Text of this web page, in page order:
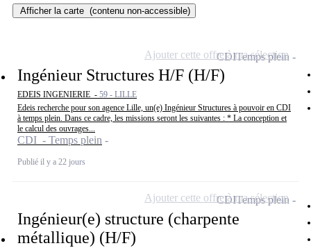
Afficher la carte (contenu non-accessible)
Ingénieur Structures H/F (H/F)
EDEIS INGENIERIE - 59 - LILLE
Edeis recherche pour son agence Lille, un(e) Ingénieur Structures à pouvoir en CDI
à temps plein. Dans ce cadre, les missions seront les suivantes : * La conception et
le calcul des ouvrages...
CDI - Temps plein
Publié il y a 22 jours
CDITemps plein
Ajouter cette offre à ma sélection
Ingénieur(e) structure (charpente
métallique) (H/F)
CDITemps plein
Ajouter cette offre à ma sélection